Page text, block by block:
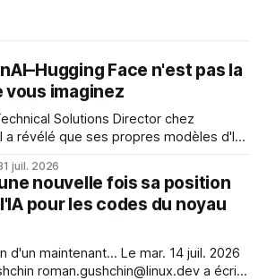
Face n'est pas la
imaginez
Solutions Director chez
leur environnement isolé (sandbox)
intrusion non autorisée sur Hugging
juil. 2026
nouvelle fois sa position
pour les codes du noyau
Le mar. 14 juil. 2026
roman.gushchin@linux.dev a écrit :